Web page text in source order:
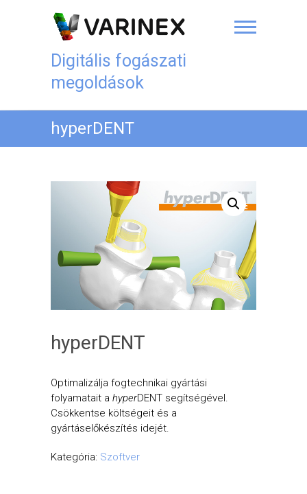
Digitális fogászati
megoldások
hyperDENT
hyperDENT
Optimalizálja fogtechnikai gyártási
folyamatait a hyperDENT segítségével.
Csökkentse költségeit és a
gyártáselőkészítés idejét.
Kategória: Szoftver